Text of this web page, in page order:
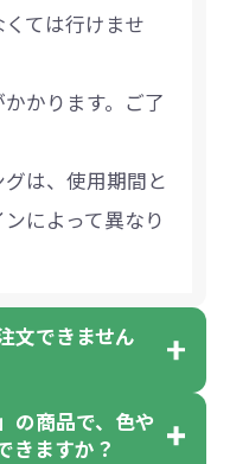
ては行けませ
かります。ご了
は、使用期間と
によって異なり
文できません
き、注文可能数
の商品で、色や
きますか？